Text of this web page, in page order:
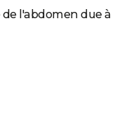
l'abdomen due à